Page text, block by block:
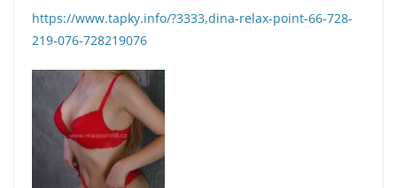
https://www.tapky.info/?3333,dina-relax-point-66-728-
219-076-728219076